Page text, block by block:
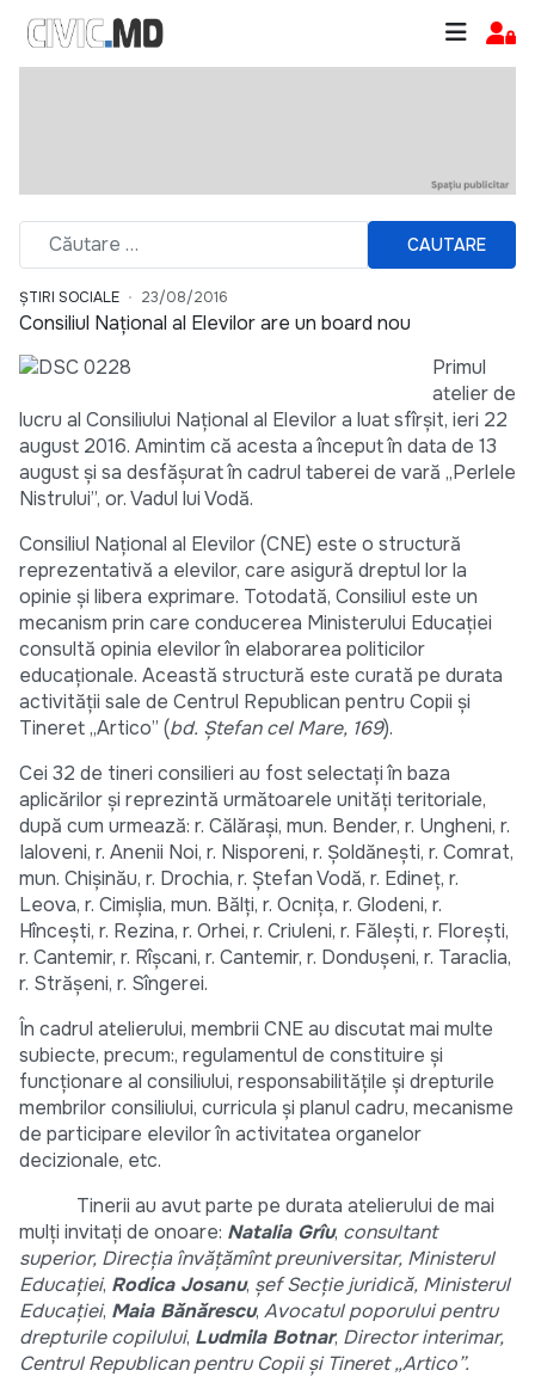
CAUTARE
ȘTIRI SOCIALE 23/08/2016
Consiliul Național al Elevilor are un board nou
Primul
atelier de
lucru al Consiliului Național al Elevilor a luat sfîrșit, ieri 22
august 2016. Amintim că acesta a început în data de 13
august și sa desfășurat în cadrul taberei de vară „Perlele
Nistrului”, or. Vadul lui Vodă.
Consiliul Naţional al Elevilor (CNE) este o structură
reprezentativă a elevilor, care asigură dreptul lor la
opinie şi libera exprimare. Totodată, Consiliul este un
mecanism prin care conducerea Ministerului Educaţiei
consultă opinia elevilor în elaborarea politicilor
educaționale. Această structură este curată pe durata
activității sale de Centrul Republican pentru Copii și
Tineret „Artico” (bd. Ștefan cel Mare, 169).
Cei 32 de tineri consilieri au fost selectați în baza
aplicărilor și reprezintă următoarele unități teritoriale,
după cum urmează: r. Călărași, mun. Bender, r. Ungheni, r.
Ialoveni, r. Anenii Noi, r. Nisporeni, r. Șoldănești, r. Comrat,
mun. Chișinău, r. Drochia, r. Ștefan Vodă, r. Edineț, r.
Leova, r. Cimișlia, mun. Bălți, r. Ocnița, r. Glodeni, r.
Hîncești, r. Rezina, r. Orhei, r. Criuleni, r. Fălești, r. Florești,
r. Cantemir, r. Rîșcani, r. Cantemir, r. Dondușeni, r. Taraclia,
r. Strășeni, r. Sîngerei.
În cadrul atelierului, membrii CNE au discutat mai multe
subiecte, precum:, regulamentul de constituire și
funcționare al consiliului, responsabilitățile și drepturile
membrilor consiliului, curricula și planul cadru, mecanisme
de participare elevilor în activitatea organelor
decizionale, etc.
Tinerii au avut parte pe durata atelierului de mai
mulți invitați de onoare: Natalia Grîu, consultant
superior, Direcția învățămînt preuniversitar, Ministerul
Educației, Rodica Josanu, șef Secție juridică, Ministerul
Educației, Maia Bănărescu, Avocatul poporului pentru
drepturile copilului, Ludmila Botnar, Director interimar,
Centrul Republican pentru Copii și Tineret „Artico”.